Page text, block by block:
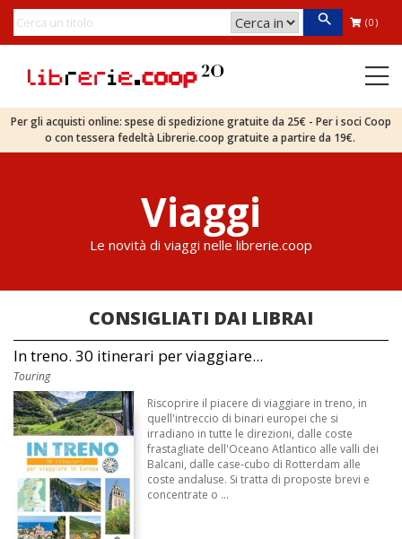
(0)
Per gli acquisti online: spese di spedizione gratuite da 25€ - Per i soci Coop
o con tessera fedeltà Librerie.coop gratuite a partire da 19€.
Viaggi
Le novità di viaggi nelle librerie.coop
CONSIGLIATI DAI LIBRAI
In treno. 30 itinerari per viaggiare...
Touring
Riscoprire il piacere di viaggiare in treno, in
quell'intreccio di binari europei che si
irradiano in tutte le direzioni, dalle coste
frastagliate dell'Oceano Atlantico alle valli dei
Balcani, dalle case-cubo di Rotterdam alle
coste andaluse. Si tratta di proposte brevi e
concentrate o ...